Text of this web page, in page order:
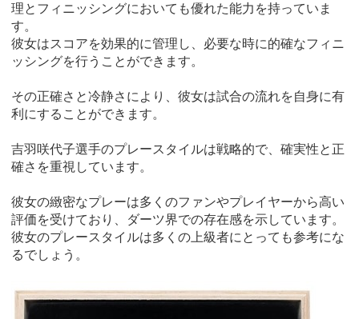
理とフィニッシングにおいても優れた能力を持っていま
す。
彼女はスコアを効果的に管理し、必要な時に的確なフィニ
ッシングを行うことができます。
その正確さと冷静さにより、彼女は試合の流れを自身に有
利にすることができます。
吉羽咲代子選手のプレースタイルは戦略的で、確実性と正
確さを重視しています。
彼女の緻密なプレーは多くのファンやプレイヤーから高い
評価を受けており、ダーツ界での存在感を示しています。
彼女のプレースタイルは多くの上級者にとっても参考にな
るでしょう。